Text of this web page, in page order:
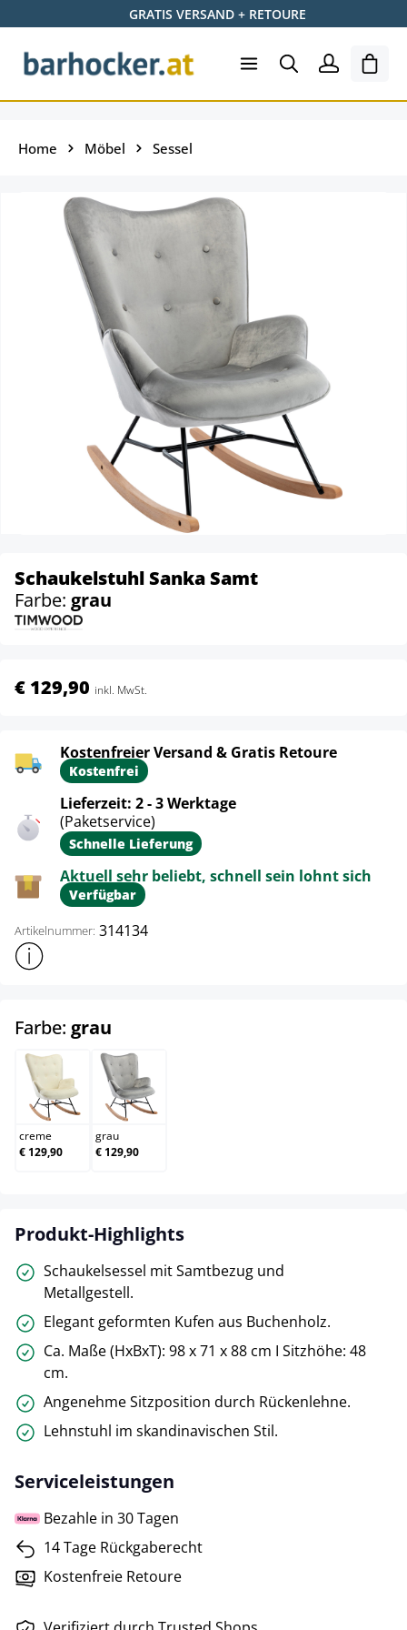
Zum Hauptinhalt springenGRATIS VERSAND + RETOURE
Home Möbel Sessel
Schaukelstuhl Sanka Samt
Farbe: grau
€ 129,90 inkl. MwSt.
Kostenfreier Versand & Gratis Retoure
Kostenfrei
Lieferzeit: 2 - 3 Werktage
(Paketservice)
Schnelle Lieferung
Aktuell sehr beliebt, schnell sein lohnt sich
Verfügbar
Artikelnummer: 314134
Weitere Produktinformationen anzeigen
Farbe: grau
creme
creme
€ 129,90
grau
grau
€ 129,90
Produkt-Highlights
Schaukelsessel mit Samtbezug und
Metallgestell.
Elegant geformten Kufen aus Buchenholz.
Ca. Maße (HxBxT): 98 x 71 x 88 cm I Sitzhöhe: 48
cm.
Angenehme Sitzposition durch Rückenlehne.
Lehnstuhl im skandinavischen Stil.
Serviceleistungen
Bezahle in 30 Tagen
14 Tage Rückgaberecht
Kostenfreie Retoure